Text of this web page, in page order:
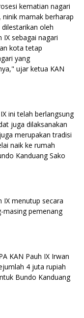
kematian nagari
ninik mamak berharap
oleh
IX sebagai nagari
kota tetap
yang
ujar ketua KAN
ini telah berlangsung
juga dilaksanakan
merupakan tradisi
naik ke rumah
Kanduang Sako
IX menutup secara
masing pemenang
KAN Pauh IX Irwan
4 juta rupiah
Bundo Kanduang